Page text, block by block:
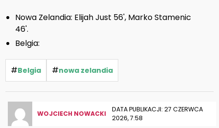
Nowa Zelandia: Elijah Just 56', Marko Stamenic
46'.
Belgia:
#Belgia #nowa zelandia
WOJCIECH NOWACKI
DATA PUBLIKACJI: 27 CZERWCA
2026, 7:58